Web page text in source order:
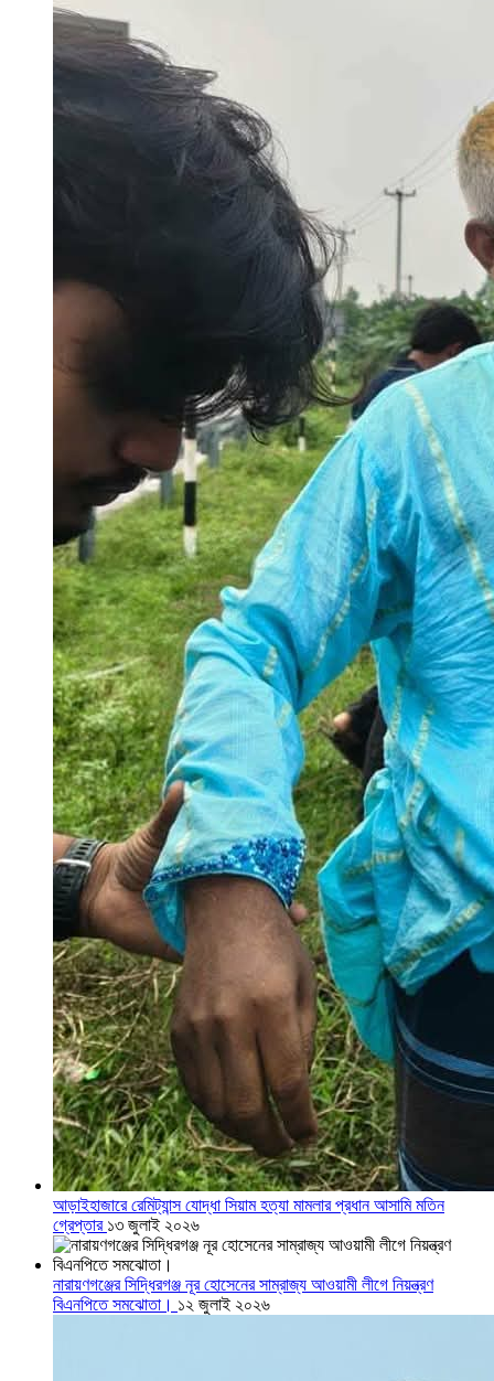
আড়াইহাজারে রেমিট্যান্স যোদ্ধা সিয়াম হত্যা মামলার প্রধান আসামি মতিন
গ্রেপ্তার ১৩ জুলাই ২০২৬
নারায়ণগঞ্জের সিদ্ধিরগঞ্জ নূর হোসেনের সাম্রাজ্য আওয়ামী লীগে নিয়ন্ত্রণ
বিএনপিতে সমঝোতা। ১২ জুলাই ২০২৬